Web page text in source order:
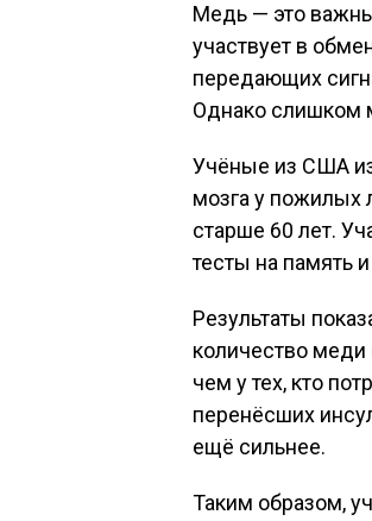
Медь — это
участвует в
передающих
Однако слишком
Учёные из США
мозга у пожилых
старше 60 лет.
тесты на память
Результаты
количество меди
чем у тех, кто
перенёсших
ещё сильнее.
Таким образом,